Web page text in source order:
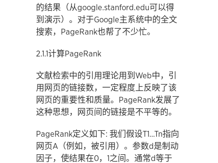
的结果（从google.stanford.edu可以得
到演示）。对于Google主系统中的全文
搜索，PageRank也帮了不少忙。
2.1.1计算PageRank
文献检索中的引用理论用到Web中，引
用网页的链接数，一定程度上反映了该
网页的重要性和质量。PageRank发展了
这种思想，网页间的链接是不平等的。
PageRank定义如下: 我们假设T1…Tn指向
网页A（例如，被引用）。参数d是制动
因子，使结果在0，1之间。通常d等于